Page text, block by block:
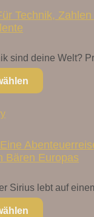
Technik, Zahlen
sind deine Welt?
Bären Europas
Sirius lebt auf